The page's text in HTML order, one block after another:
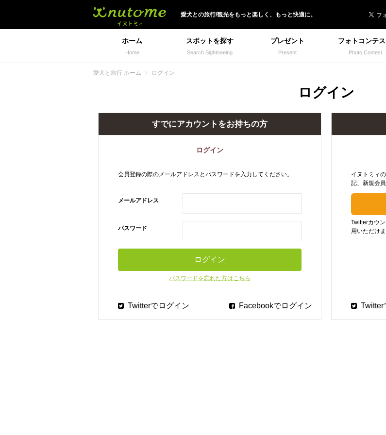
愛犬との旅行/観光をもっと楽しく、 もっと快適に。
ホーム
Home
スポットを探す
Search Sightseeing
プレゼント
Present
フォトコンテス
Photo Contest
愛犬と旅行 ホーム ログイン
ログイン
すでにアカウントをお持ちの方
ログイン
会員登録の際のメールアドレスとパスワードを入力してください。
メールアドレス
パスワード
パスワードを忘れた方はこちら
イヌトミィ
記、新規会
Twitterカウ
用いただけま